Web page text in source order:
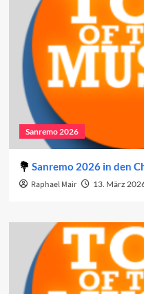
Sanremo 2026
Sanremo 2026 in den
Raphael Mair 13. März